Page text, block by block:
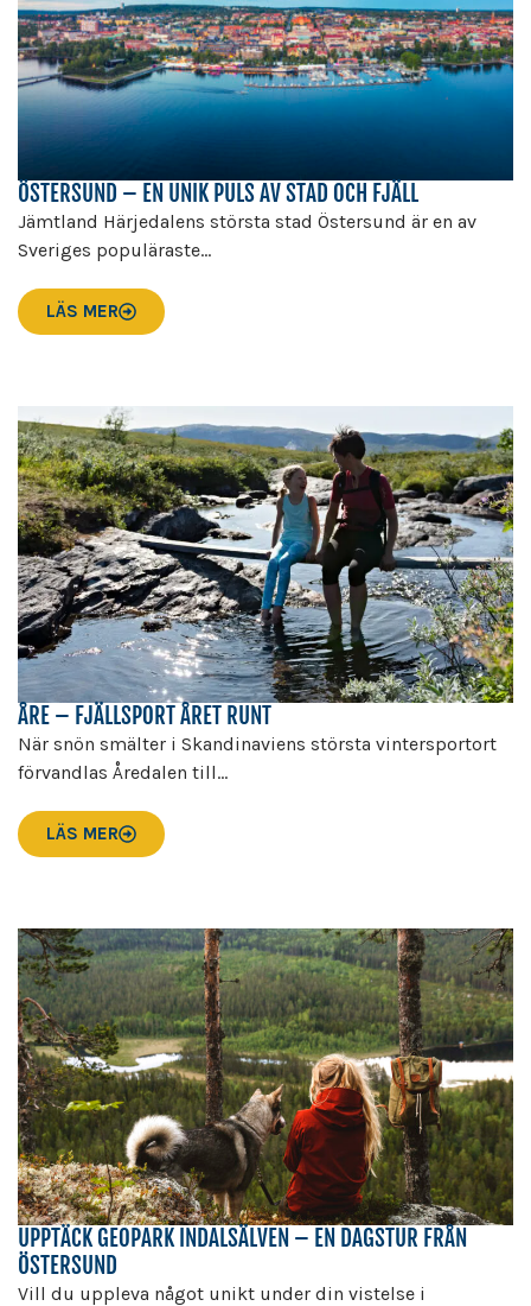
ÖSTERSUND – EN UNIK PULS AV STAD OCH FJÄLL
Jämtland Härjedalens största stad Östersund är en av
Sveriges populäraste...
LÄS MER
ÅRE – FJÄLLSPORT ÅRET RUNT
När snön smälter i Skandinaviens största vintersportort
förvandlas Åredalen till...
LÄS MER
UPPTÄCK GEOPARK INDALSÄLVEN – EN DAGSTUR FRÅN
ÖSTERSUND
Vill du uppleva något unikt under din vistelse i